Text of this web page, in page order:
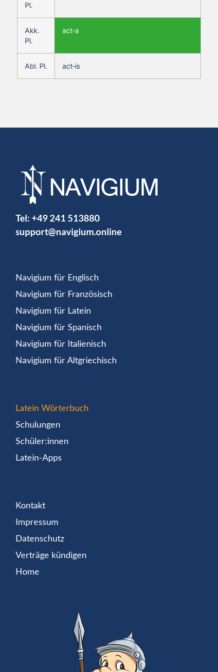
Pl.
Akk.
Pl.
act‑a
Abl. Pl. act‑is
Tel: +49 241 513880
support@navigium.online
Navigium für Englisch
Navigium für Französisch
Navigium für Latein
Navigium für Spanisch
Navigium für Italienisch
Navigium für Altgriechisch
Latein Wörterbuch
Schulungen
Schüler:innen
Latein-Apps
Kontakt
Impressum
Datenschutz
Verträge kündigen
Home